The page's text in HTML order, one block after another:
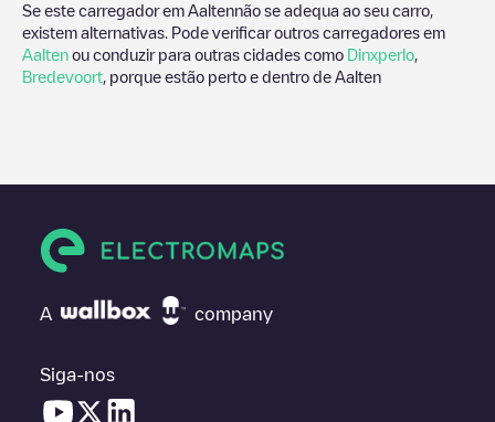
Se este carregador em Aaltennão se adequa ao seu carro,
existem alternativas. Pode verificar outros carregadores em
Aalten ou conduzir para outras cidades como Dinxperlo
Bredevoort , porque estão perto e dentro de Aalten
A company
Siga-nos